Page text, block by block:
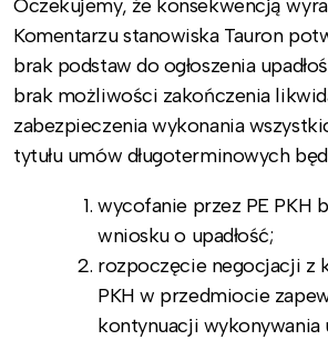
Oczekujemy, że konsekwencją
Komentarzu stanowiska Tauron
brak podstaw do ogłoszenia
brak możliwości zakończenia
zabezpieczenia wykonania
tytułu umów długoterminowych
wycofanie przez PE PKH
wniosku o upadłość;
rozpoczęcie negocjacji z
PKH w przedmiocie
kontynuacji wykonywania